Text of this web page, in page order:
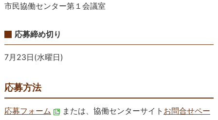
市民協働センター第１会議室
応募締め切り
7月23日(水曜日)
応募方法
応募フォーム または、 協働センターサイト お問合せペー